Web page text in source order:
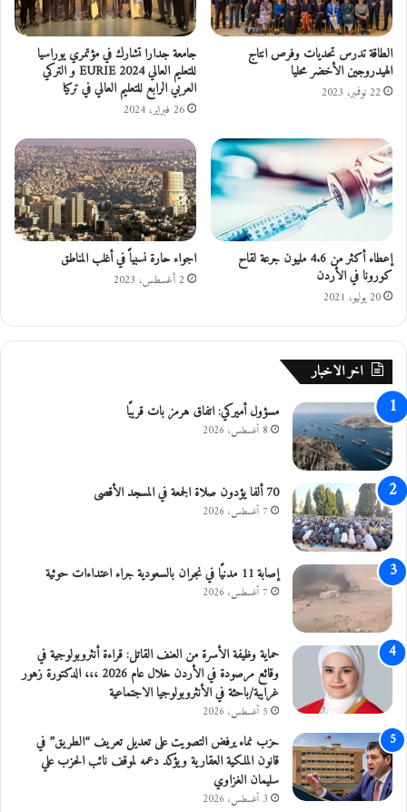
م
ج
ث
ت
ه
ي
ن
ا
خ
ع
ط
ة
ل
ا
ت
ر
ا
ف
ب
ة
ا
ث
ر
ا
ف
ا
ت
ئ
ي
الطاقة تدرس تحديات وفرص انتاج
الهيدروجين الأخضر محليا
22 نوفمبر، 2023
جامعة جدارا تشارك في مؤتمري يوراسيا
للتعليم العالي EURIE 2024 و التركي
العربي الرابع للتعليم العالي في تركيا
26 فبراير، 2024
إعطاء أكثر من 4.6 مليون جرعة لقاح
كورونا في الأردن
20 يوليو، 2021
اجواء حارة نسبياً في أغلب المناطق
2 أغسطس، 2023
اخر الاخبار
مسؤول أميركي: اتفاق هرمز بات قريبًا
8 أغسطس، 2026
70 ألفا يؤدون صلاة الجمعة في المسجد الأقصى
7 أغسطس، 2026
إصابة 11 مدنيًا في نجران بالسعودية جراء اعتداءات حوثية
7 أغسطس، 2026
حماية وظيفة الأسرة من العنف القاتل: قراءة أنثروبولوجية في
وقائع مرصودة في الأردن خلال عام 2026 ،،، الدكتورة زهور
غرايبة/باحثة في الأنثروبولوجيا الاجتماعية
5 أغسطس، 2026
حزب نماء يرفض التصويت على تعديل تعريف “الطريق” في
قانون الملكية العقارية ويؤكد دعمه لموقف نائب الحزب علي
سليمان الغزاوي
3 أغسطس، 2026